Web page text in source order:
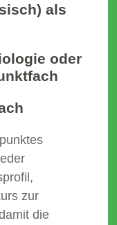
als
oder
zur
die